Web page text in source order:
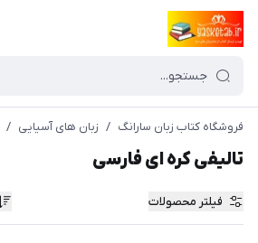
فروشگاه کتاب زبان سارانگ / زبان های آسیایی /
تالیفی کره ای فارسی
فیلتر محصولات